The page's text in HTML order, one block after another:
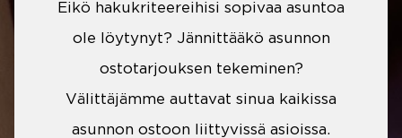
Eikö hakukriteereihisi sopivaa asuntoa
ole löytynyt? Jännittääkö asunnon
ostotarjouksen tekeminen?
Välittäjämme auttavat sinua kaikissa
asunnon ostoon liittyvissä asioissa.